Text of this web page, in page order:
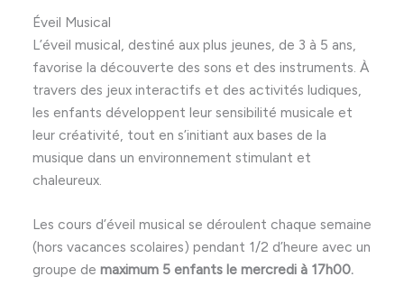
Éveil Musical
L’éveil musical, destiné aux plus jeunes, de 3 à 5 ans,
favorise la découverte des sons et des instruments. À
travers des jeux interactifs et des activités ludiques,
les enfants développent leur sensibilité musicale et
leur créativité, tout en s’initiant aux bases de la
musique dans un environnement stimulant et
chaleureux.
Les cours d’éveil musical se déroulent chaque semaine
(hors vacances scolaires) pendant 1/2 d’heure avec un
groupe de maximum 5 enfants le mercredi à 17h00.